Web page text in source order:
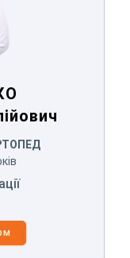
персональних